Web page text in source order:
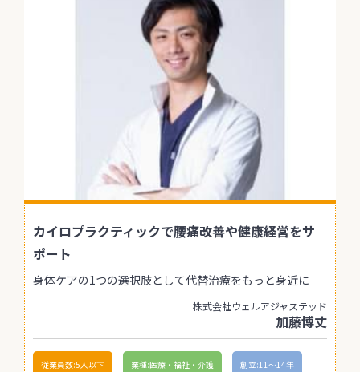
カイロプラクティックで腰痛改善や健康経営をサ
ポート
身体ケアの1つの選択肢として代替治療をもっと身近に
株式会社ウェルアジャステッド
加藤博丈
従業員数:5人以下 業種:医療・福祉・介護 創立:11〜14年